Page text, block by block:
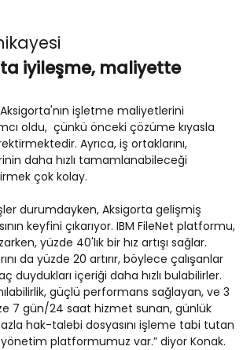
iyileşme, maliyette
işletme maliyetlerini
oldu, çünkü önceki çözüme kıyasla
Ayrıca, iş ortaklarını,
daha hızlı tamamlanabileceği
çok kolay.
durumdayken, Aksigorta gelişmiş
keyfini çıkarıyor. IBM FileNet platformu,
yüzde 40'lık bir hız artışı sağlar.
da yüzde 20 artırır, böylece çalışanlar
duydukları içeriği daha hızlı bulabilirler.
güçlü performans sağlayan, ve 3
7 gün/24 saat hizmet sunan, günlük
hak-talebi dosyasını işleme tabi tutan
platformumuz var.” diyor Konak.